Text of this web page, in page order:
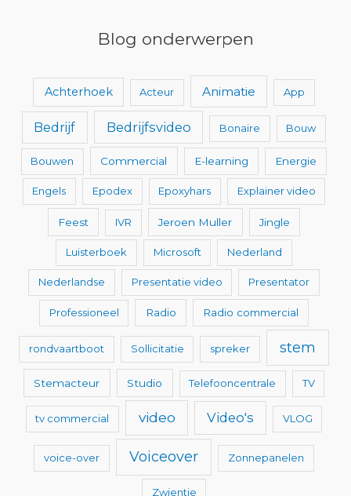
Blog onderwerpen
Achterhoek Acteur Animatie App
Bedrijf Bedrijfsvideo Bonaire Bouw
Bouwen Commercial E-learning Energie
Engels Epodex Epoxyhars Explainer video
Feest IVR Jeroen Muller Jingle
Luisterboek Microsoft Nederland
Nederlandse Presentatie video Presentator
Professioneel Radio Radio commercial
rondvaartboot Sollicitatie spreker stem
Stemacteur Studio Telefooncentrale TV
tv commercial video Video's VLOG
voice-over Voiceover Zonnepanelen
Zwientie